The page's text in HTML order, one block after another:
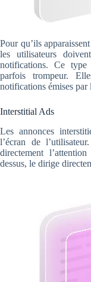
Pour qu’ils
les utilisateurs
notifications. Ce type
parfois trompeur.
notifications émises par
Interstitial Ads
Les annonces
l’écran de
directement
dessus, le dirige